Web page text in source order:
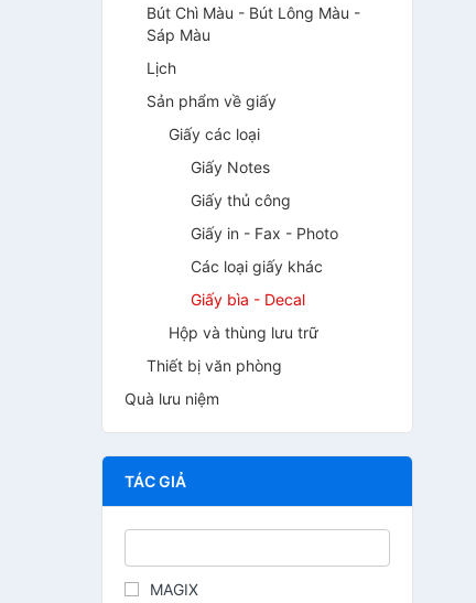
Bút Chì Màu - Bút Lông Màu -
Sáp Màu
Lịch
Sản phẩm về giấy
Giấy các loại
Giấy Notes
Giấy thủ công
Giấy in - Fax - Photo
Các loại giấy khác
Giấy bìa - Decal
Hộp và thùng lưu trữ
Thiết bị văn phòng
Quà lưu niệm
TÁC GIẢ
MAGIX